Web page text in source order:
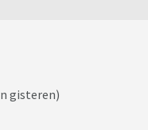
gisteren)